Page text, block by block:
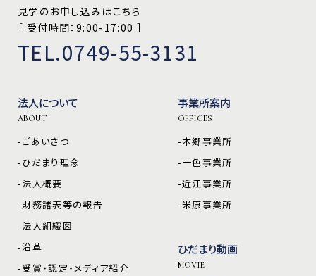
見学のお申し込みはこちら
［ 受付時間：9:00-17:00 ］
TEL.0749-55-3131
法人について
ABOUT
-ごあいさつ
-ひだまり理念
-法人概要
-財務諸表等の報告
-法人組織図
-沿革
-受賞・認定・メディア紹介
事業所案内
OFFICES
-本郷事業所
-一色事業所
-近江事業所
-米原事業所
ひだまり動画
MOVIE